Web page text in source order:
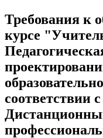
Требования к
курсе
соответствии